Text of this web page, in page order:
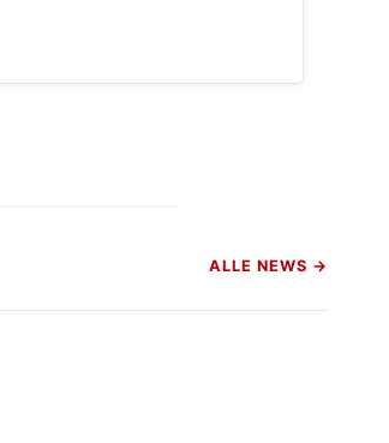
ALLE NEWS